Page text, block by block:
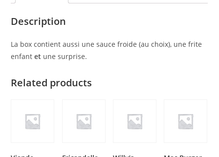
Description
La box contient aussi une sauce froide (au choix), une frite
enfantet une surprise.
Related products